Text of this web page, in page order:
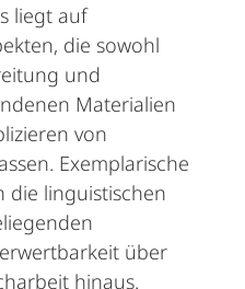
liegt auf
die sowohl
und
Materialien
von
Exemplarische
die linguistischen
über
hinaus.